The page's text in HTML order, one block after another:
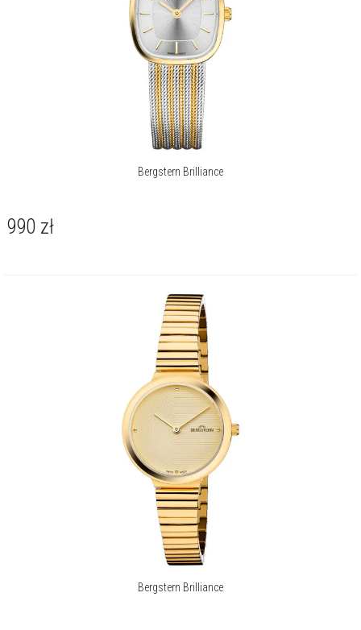
Bergstern Brilliance
990 zł
Bergstern Brilliance